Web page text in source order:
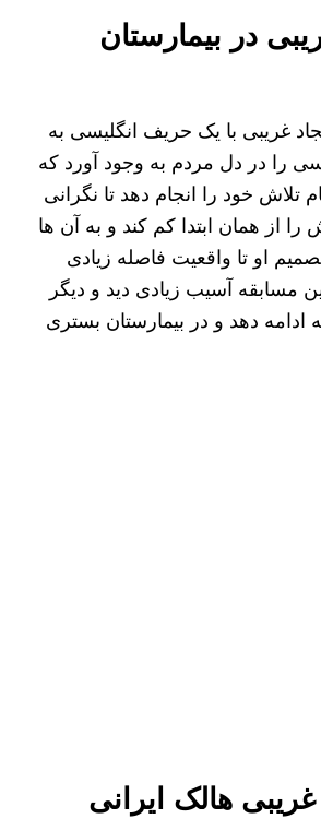
در بیمارستان
غریبی با یک حریف انگلیسی به
را در دل مردم به وجود آورد که
تلاش خود را انجام دهد تا نگرانی
از همان ابتدا کم کند و به آن ها
او تا واقعیت فاصله زیادی
مسابقه آسیب زیادی دید و دیگر
ادامه دهد و در بیمارستان بستری
هالک ایرانی